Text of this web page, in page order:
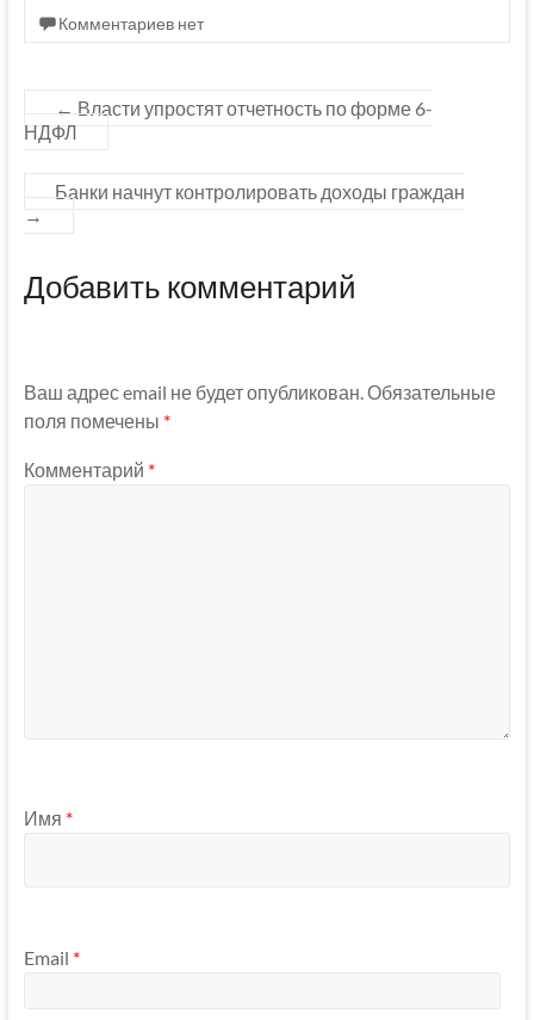
Комментариев нет
← Власти упростят отчетность по форме 6-
НДФЛ
Банки начнут контролировать доходы граждан
→
Добавить комментарий
Ваш адрес email не будет опубликован. Обязательные
поля помечены *
Комментарий *
Имя *
Email *